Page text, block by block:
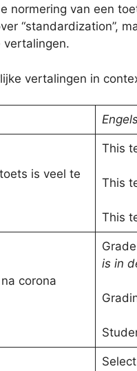
normering van een
“standardization”,
vertalingen.
vertalingen in
is veel te
This
This
This
corona
is in